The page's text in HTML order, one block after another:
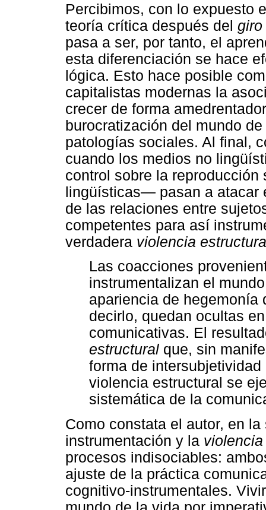
Percibimos, con lo expuesto
teoría crítica después del
pasa a ser, por tanto, el
esta diferenciación se hace
lógica. Esto hace posible
capitalistas modernas la
crecer de forma
burocratización del mundo
patologías sociales. Al final,
cuando los medios no
control sobre la
lingüísticas— pasan a atacar
de las relaciones entre
competentes para así
verdadera violencia
Las coacciones
instrumentalizan el
apariencia de hegemonía
decirlo, quedan ocultas
comunicativas. El
estructural que, sin
forma de
violencia estructural se
sistemática de la
Como constata el autor, en
instrumentación y la
procesos indisociables:
ajuste de la práctica
cognitivo-instrumentales.